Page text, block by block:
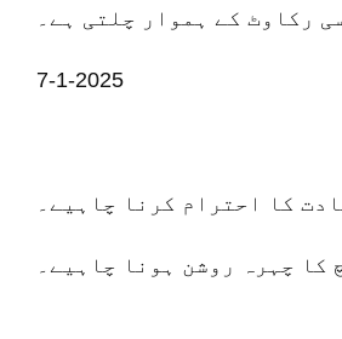
رکاوٹ کے ہموار چلتی ہے۔
7-1-2025
کا احترام کرنا چاہیے۔
کا چہرہ روشن ہونا چاہیے۔